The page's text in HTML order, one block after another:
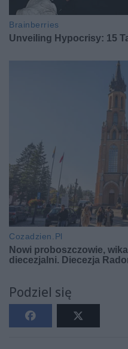
Podziel się